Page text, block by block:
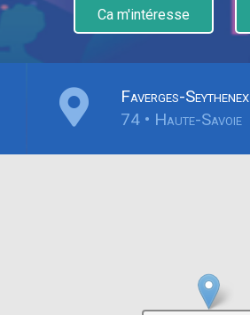
Ca m'intéresse
Faverges-Seythenex
74 • Haute-Savoie